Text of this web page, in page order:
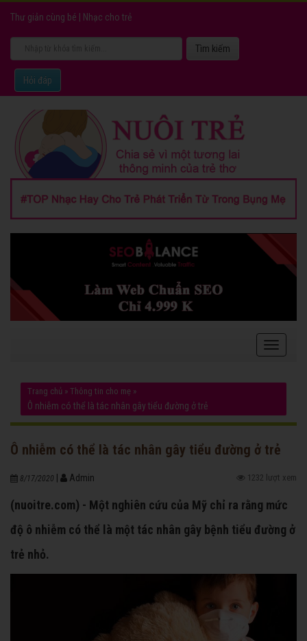
Thư giản cùng bé Nhạc cho trẻ
Hỏi đáp
Trang chủ » Thông tin cho mẹ »
Ô nhiễm có thể là tác nhân gây tiểu đường ở trẻ
Ô nhiễm có thể là tác nhân gây tiểu đường ở trẻ
8/17/2020 Admin 1232 lượt xem
(nuoitre.com) - Một nghiên cứu của Mỹ chỉ ra rằng mức
độ ô nhiễm có thể là một tác nhân gây bệnh tiểu đường ở
trẻ nhỏ.